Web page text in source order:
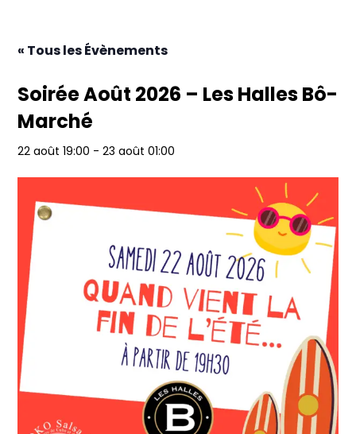
« Tous les Évènements
Soirée Août 2026 – Les Halles Bô-
Marché
22 août 19:00 -23 août 01:00